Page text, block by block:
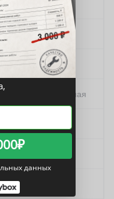
пружинная
данных